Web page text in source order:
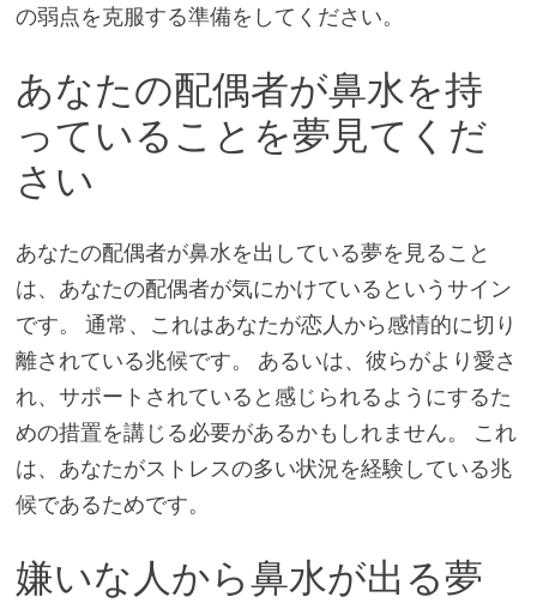
の弱点を克服する準備をしてください。
あなたの配偶者が鼻水を持
っていることを夢見てくだ
さい
あなたの配偶者が鼻水を出している夢を見ること
は、あなたの配偶者が気にかけているというサイン
です。 通常、これはあなたが恋人から感情的に切り
離されている兆候です。 あるいは、彼らがより愛さ
れ、サポートされていると感じられるようにするた
めの措置を講じる必要があるかもしれません。 これ
は、あなたがストレスの多い状況を経験している兆
候であるためです。
嫌いな人から鼻水が出る夢